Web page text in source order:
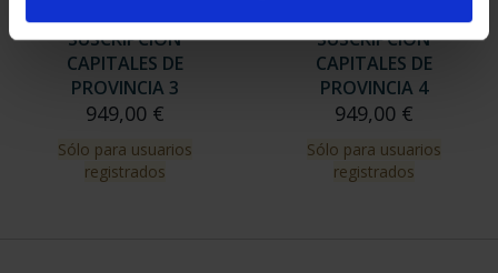
SUSCRIPCIÓN
CAPITALES DE
PROVINCIA 3
949,00 €
Sólo para usuarios
registrados
SUSCRIPCIÓN
CAPITALES DE
PROVINCIA 4
949,00 €
Sólo para usuarios
registrados